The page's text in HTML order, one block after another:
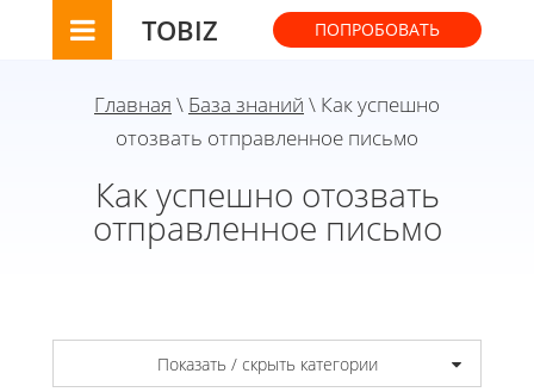
TOBIZ ПОПРОБОВАТЬ
Главная \ База знаний \ Как успешно
отозвать отправленное письмо
Как успешно отозвать
отправленное письмо
Показать / скрыть категории